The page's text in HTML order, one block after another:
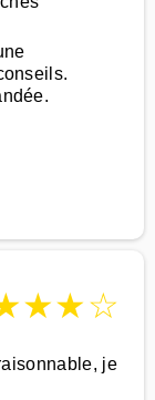
★★☆
je